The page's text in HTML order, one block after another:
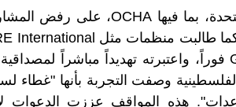
بما فيها
، على رفض
كما طالبت منظمات مثل
فوراً، واعتبرته تهديداً مباشراً
وصفت التجربة بأنها "غطاء
هذه المواقف عززت الدعوات